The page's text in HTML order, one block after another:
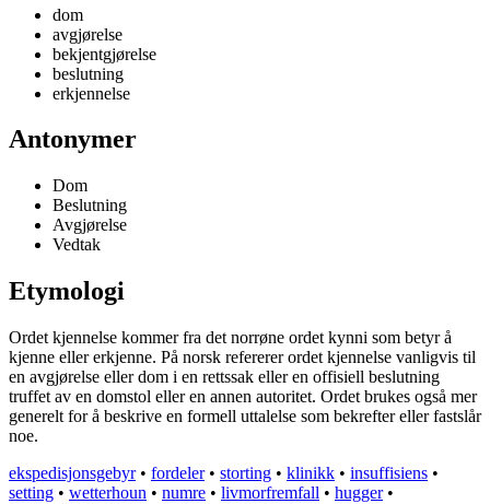
dom
avgjørelse
bekjentgjørelse
beslutning
erkjennelse
Antonymer
Dom
Beslutning
Avgjørelse
Vedtak
Etymologi
Ordet kjennelse kommer fra det norrøne ordet kynni som betyr å
kjenne eller erkjenne. På norsk refererer ordet kjennelse vanligvis til
en avgjørelse eller dom i en rettssak eller en offisiell beslutning
truffet av en domstol eller en annen autoritet. Ordet brukes også mer
generelt for å beskrive en formell uttalelse som bekrefter eller fastslår
noe.
ekspedisjonsgebyr• fordeler• storting • klinikk • insuffisiens •
setting • wetterhoun • numre • livmorfremfall • hugger•